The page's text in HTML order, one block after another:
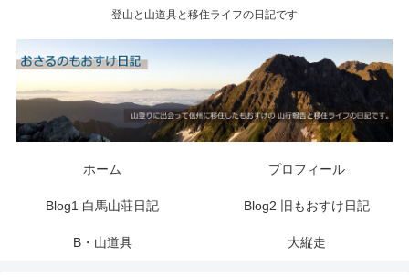
登山と山道具と移住ライフの日記です
ホーム プロフィール
Blog1 白馬山荘日記 Blog2 旧もおすけ日記
B・山道具 大縦走